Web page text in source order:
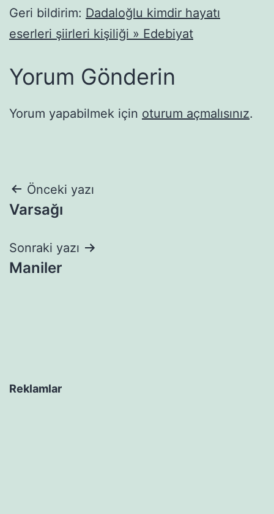
Geri bildirim: Dadaloğlu kimdir hayatı
eserleri şiirleri kişiliği » Edebiyat
Yorum Gönderin
Yorum yapabilmek için oturum açmalısınız.
Yazı
gezinmesi
Önceki yazı
Varsağı
Sonraki yazı
Maniler
Reklamlar